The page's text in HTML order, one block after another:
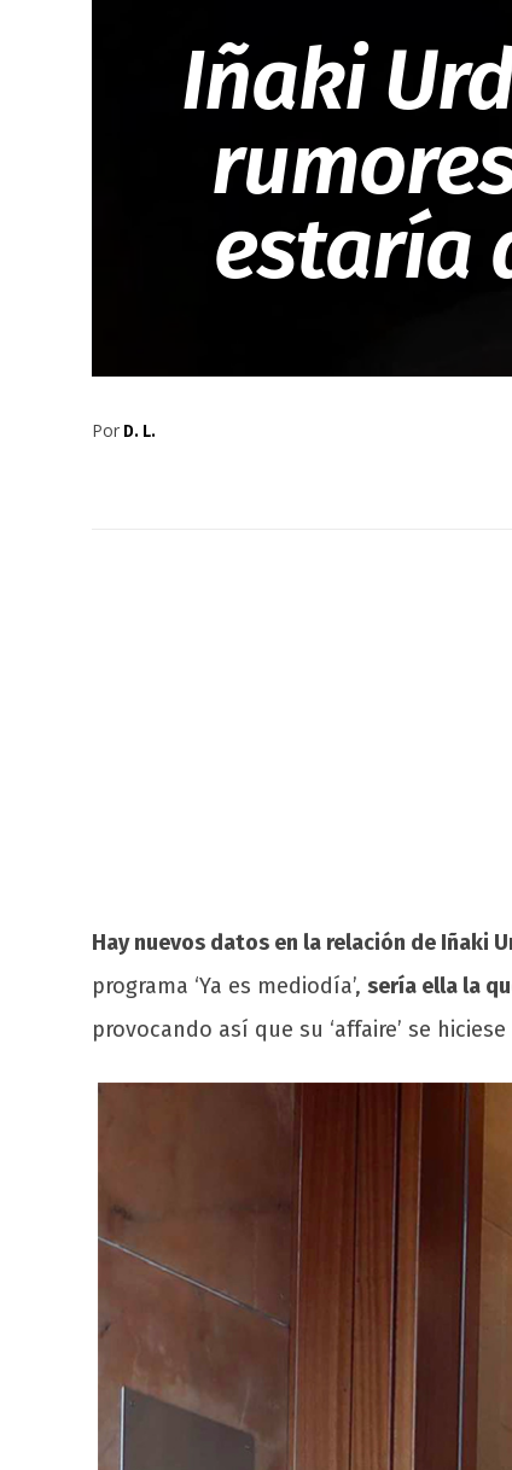
Iñaki
estaría
Por D. L.
Hay nuevos datos en la relación de Iñaki
programa ‘Ya es mediodía’, sería ella la
provocando así que su ‘affaire’ se